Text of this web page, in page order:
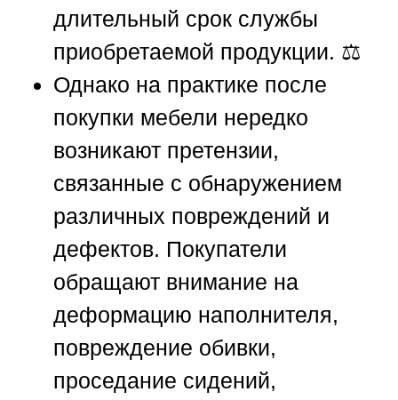
длительный срок службы
приобретаемой продукции. ⚖️
Однако на практике после
покупки мебели нередко
возникают претензии,
связанные с обнаружением
различных повреждений и
дефектов. Покупатели
обращают внимание на
деформацию наполнителя,
повреждение обивки,
проседание сидений,